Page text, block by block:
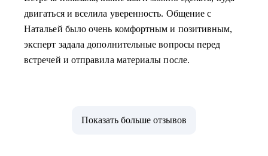
двигаться и вселила уверенность. Общение с
Натальей было очень комфортным и позитивным,
эксперт задала дополнительные вопросы перед
встречей и отправила материалы после.
Показать больше отзывов